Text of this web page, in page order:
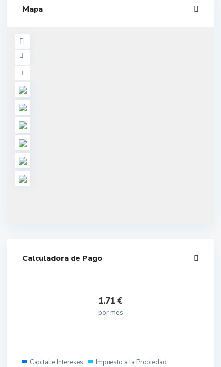
Mapa
Calculadora de Pago
1.71 €
por mes
Capital e Intereses
Impuesto a la Propiedad